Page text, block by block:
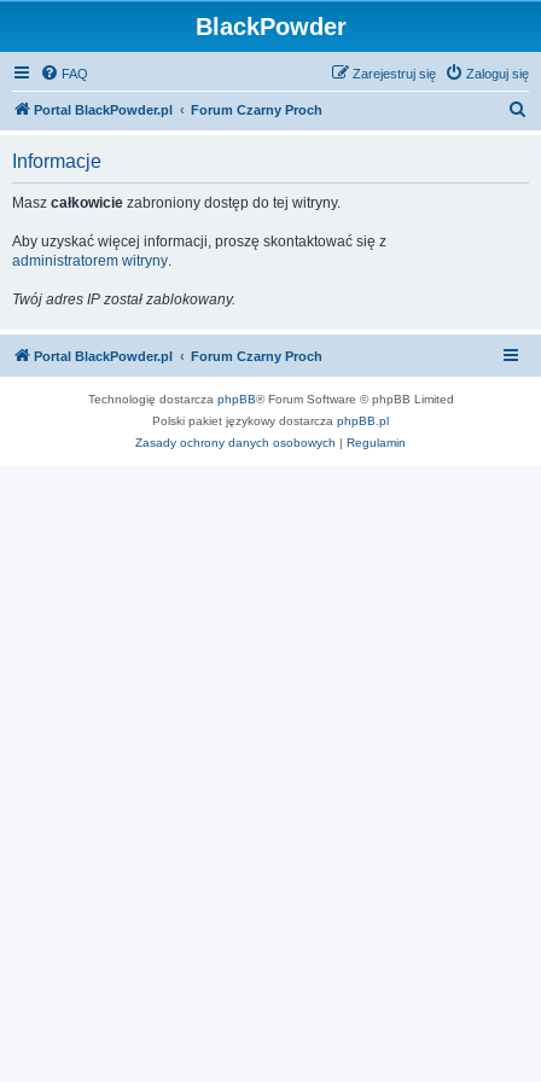
BlackPowder
FAQ Zaloguj się
Zarejestruj się
Portal BlackPowder.pl Forum Czarny Proch
Informacje
Masz całkowicie zabroniony dostęp do tej witryny.
Aby uzyskać więcej informacji, proszę skontaktować się z
administratorem witryny.
Twój adres IP został zablokowany.
Portal BlackPowder.pl Forum Czarny Proch
Technologię dostarcza phpBB® Forum Software © phpBB Limited
Polski pakiet językowy dostarcza phpBB.pl
Zasady ochrony danych osobowych | Regulamin